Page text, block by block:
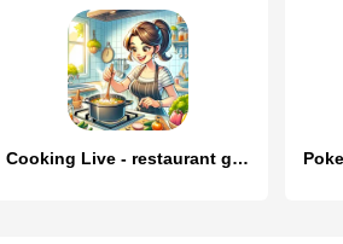
Cooking Live - restaurant game